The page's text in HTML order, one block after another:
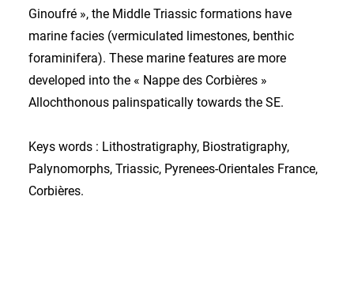
Ginoufré », the Middle Triassic formations have
marine facies (vermiculated limestones, benthic
foraminifera). These marine features are more
developed into the « Nappe des Corbières »
Allochthonous palinspatically towards the SE.
Keys words : Lithostratigraphy, Biostratigraphy,
Palynomorphs, Triassic, Pyrenees-Orientales France,
Corbières.